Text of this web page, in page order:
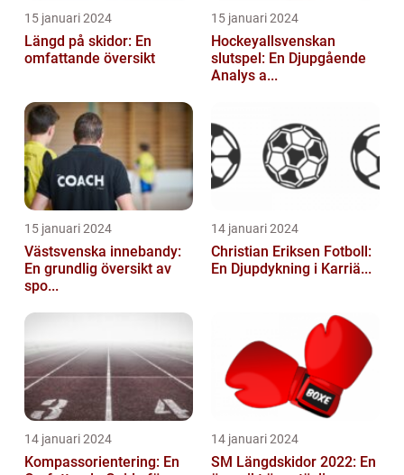
15 januari 2024
Längd på skidor: En
omfattande översikt
15 januari 2024
Hockeyallsvenskan
slutspel: En Djupgående
Analys a...
15 januari 2024
Västsvenska innebandy:
En grundlig översikt av
spo...
14 januari 2024
Christian Eriksen Fotboll:
En Djupdykning i Karriä...
14 januari 2024
Kompassorientering: En
14 januari 2024
SM Längdskidor 2022: En